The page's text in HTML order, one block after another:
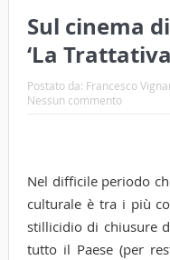
Sul cinema
‘La
Postato da: Francesco
Nessun commento
Nel difficile periodo
culturale è tra i più
stillicidio di chiusure
tutto il Paese (per